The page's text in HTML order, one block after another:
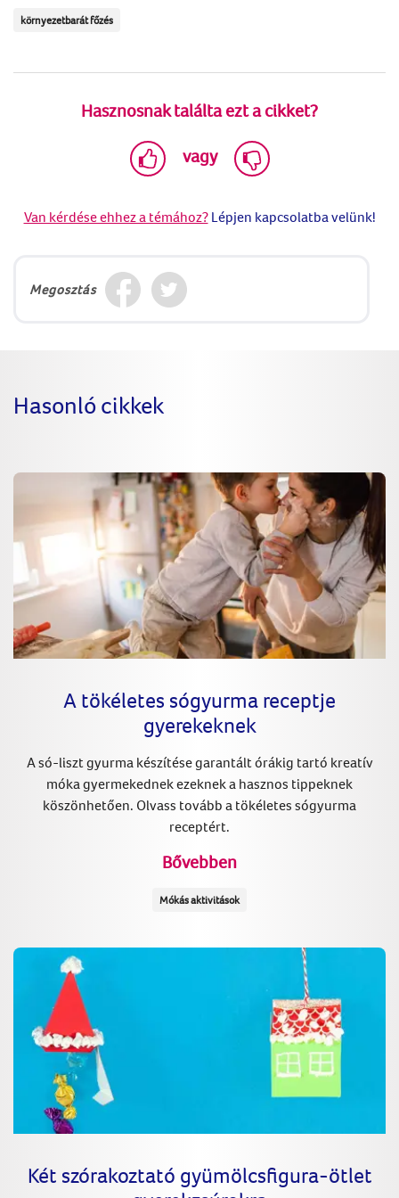
környezetbarát főzés
Hasznosnak találta ezt a cikket?
vagy
Van kérdése ehhez a témához?Lépjen kapcsolatba velünk!
Megosztás
Hasonló cikkek
A tökéletes sógyurma receptje
gyerekeknek
A só-liszt gyurma készítése garantált órákig tartó kreatív
móka gyermekednek ezeknek a hasznos tippeknek
köszönhetően. Olvass tovább a tökéletes sógyurma
receptért.
Bővebben
Mókás aktivitások
Két szórakoztató gyümölcsfigura-ötlet